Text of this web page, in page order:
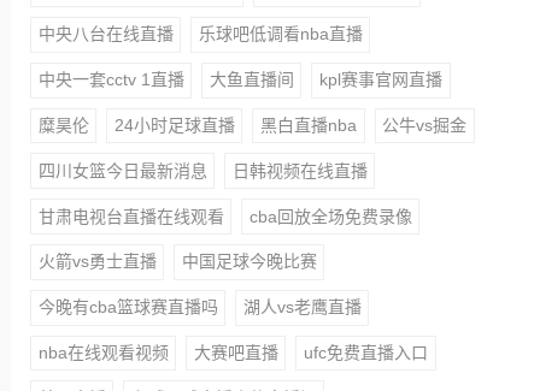
中央八台在线直播 乐球吧低调看nba直播
中央一套cctv 1直播 大鱼直播间 kpl赛事官网直播
糜昊伦 24小时足球直播 黑白直播nba 公牛vs掘金
四川女篮今日最新消息 日韩视频在线直播
甘肃电视台直播在线观看 cba回放全场免费录像
火箭vs勇士直播 中国足球今晚比赛
今晚有cba篮球赛直播吗 湖人vs老鹰直播
nba在线观看视频 大赛吧直播 ufc免费直播入口